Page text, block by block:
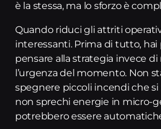
è la stessa, ma lo sforzo è
Quando riduci gli attriti
interessanti. Prima di tutto,
pensare alla strategia invece
l’urgenza del momento. Non
spegnere piccoli incendi che
non sprechi energie in micro-
potrebbero essere